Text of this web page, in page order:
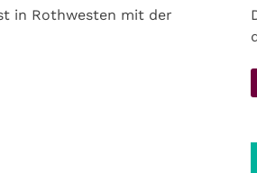
in Rothwesten mit der